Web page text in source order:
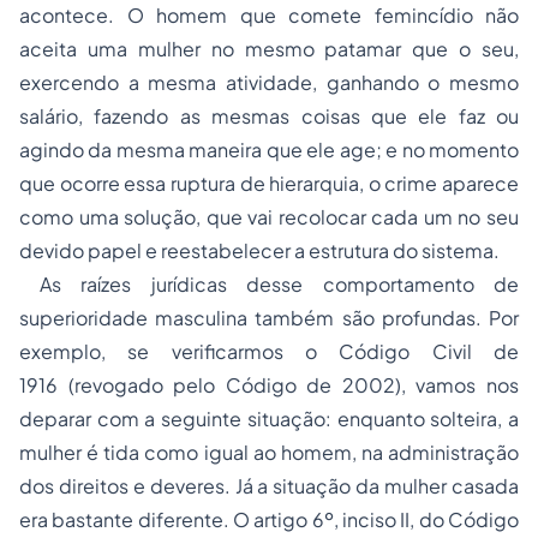
acontece. O homem que comete femincídio não
aceita uma mulher no mesmo patamar que o seu,
exercendo a mesma atividade, ganhando o mesmo
salário, fazendo as mesmas coisas que ele faz ou
agindo da mesma maneira que ele age; e no momento
que ocorre essa ruptura de hierarquia, o crime aparece
como uma solução, que vai recolocar cada um no seu
devido papel e reestabelecer a estrutura do sistema.
As raízes jurídicas desse comportamento de
superioridade masculina também são profundas. Por
exemplo, se verificarmos o Código Civil de
1916 (revogado pelo Código de 2002), vamos nos
deparar com a seguinte situação: enquanto solteira, a
mulher é tida como igual ao homem, na administração
dos direitos e deveres. Já a situação da mulher casada
era bastante diferente. O artigo 6º, incisoII, doCódigo